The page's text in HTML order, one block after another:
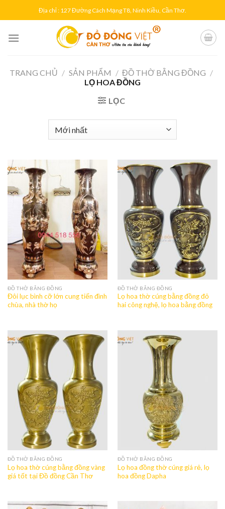
to
Địa chỉ : 127 Đường Cách Mạng T8, Ninh Kiều, Cần Thơ.
TRANG CHỦ / SẢN PHẨM / ĐỒ THỜ BẰNG ĐỒNG /
LỌ HOA ĐỒNG
LỌC
ĐỒ THỜ BẰNG ĐỒNG
Đôi lục bình cỡ lớn cung tiến đình
chùa, nhà thờ họ
ĐỒ THỜ BẰNG ĐỒNG
Lọ hoa thờ cúng bằng đồng đỏ
hai công nghệ, lọ hoa bằng đồng
ĐỒ THỜ BẰNG ĐỒNG
Lọ hoa thờ cúng bằng đồng vàng
giá tốt tại Đồ đồng Cần Thơ
ĐỒ THỜ BẰNG ĐỒNG
Lọ hoa đồng thờ cúng giá rẻ, lọ
hoa đồng Dapha